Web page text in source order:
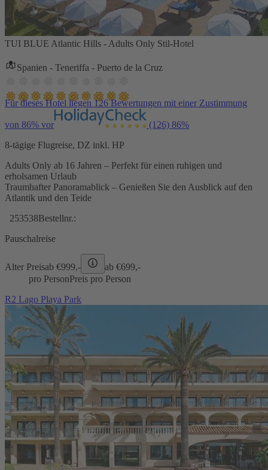
TUI BLUE Atlantic Hills - Adults Only Stil-Hotel
Spanien - Teneriffa - Puerto de la Cruz
Für dieses Hotel liegen 126 Bewertungen mit einer Zustimmung
von 86% vor (126) 86%
8-tägige Flugreise, DZ inkl. HP
Adults Only ab 16 Jahren – Perfekt für einen ruhigen und
erholsamen Urlaub
Traumhafter Panoramablick – Genießen Sie den Ausblick auf den
Atlantik und den Teide
253538Bestellnr.:
Pauschalreise
Alter Preisab €999,- ab €699,-
pro PersonPreis pro Person
R2 Lago Playa Park